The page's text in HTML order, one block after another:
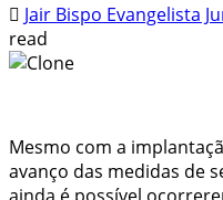
Jair Bispo Evangelista
read
Mesmo com a
avanço das medidas de